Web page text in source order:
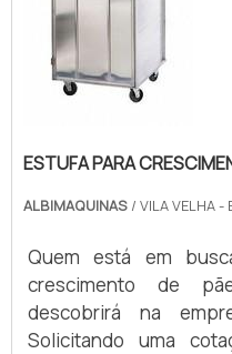
ESTUFA PARA
ALBIMAQUINAS / VILA VELHA -
Quem está em
crescimento de
descobrirá na
Solicitando uma